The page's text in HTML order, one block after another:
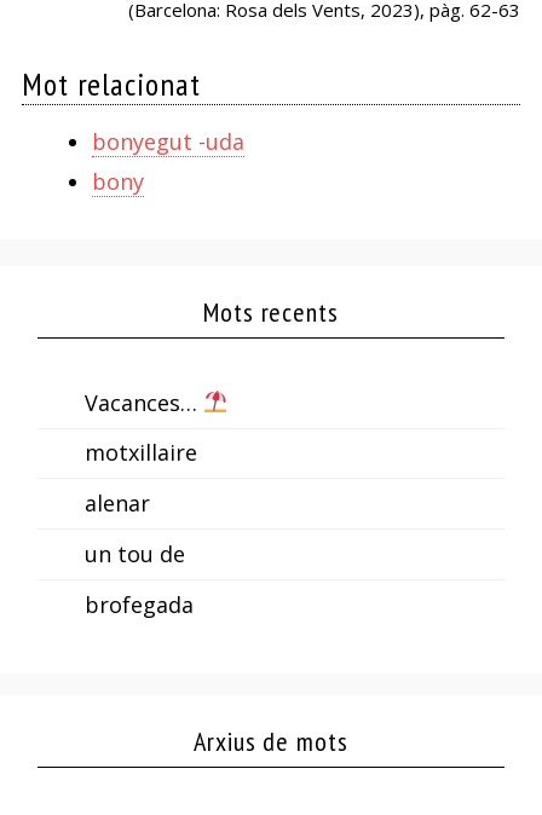
(Barcelona: Rosa dels Vents, 2023), pàg. 62-63
Mot relacionat
bonyegut -uda
bony
Mots recents
Vacances…
motxillaire
alenar
un tou de
brofegada
Arxius de mots